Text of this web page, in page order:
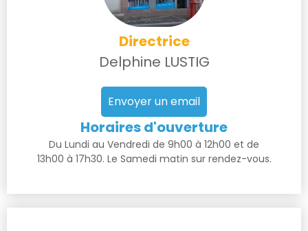
Directrice
Delphine LUSTIG
Envoyer un email
Horaires d'ouverture
Du Lundi au Vendredi de 9h00 à 12h00 et de
13h00 à 17h30. Le Samedi matin sur rendez-vous.